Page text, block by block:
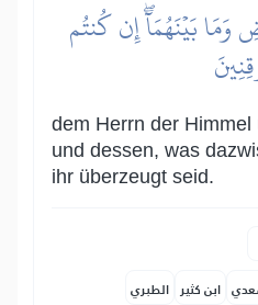
بَيۡنَهُمَآۖ إِن كُنتُم
dem Herrn der Himmel
und dessen, was
ihr überzeugt seid.
ابن كثير الطبري